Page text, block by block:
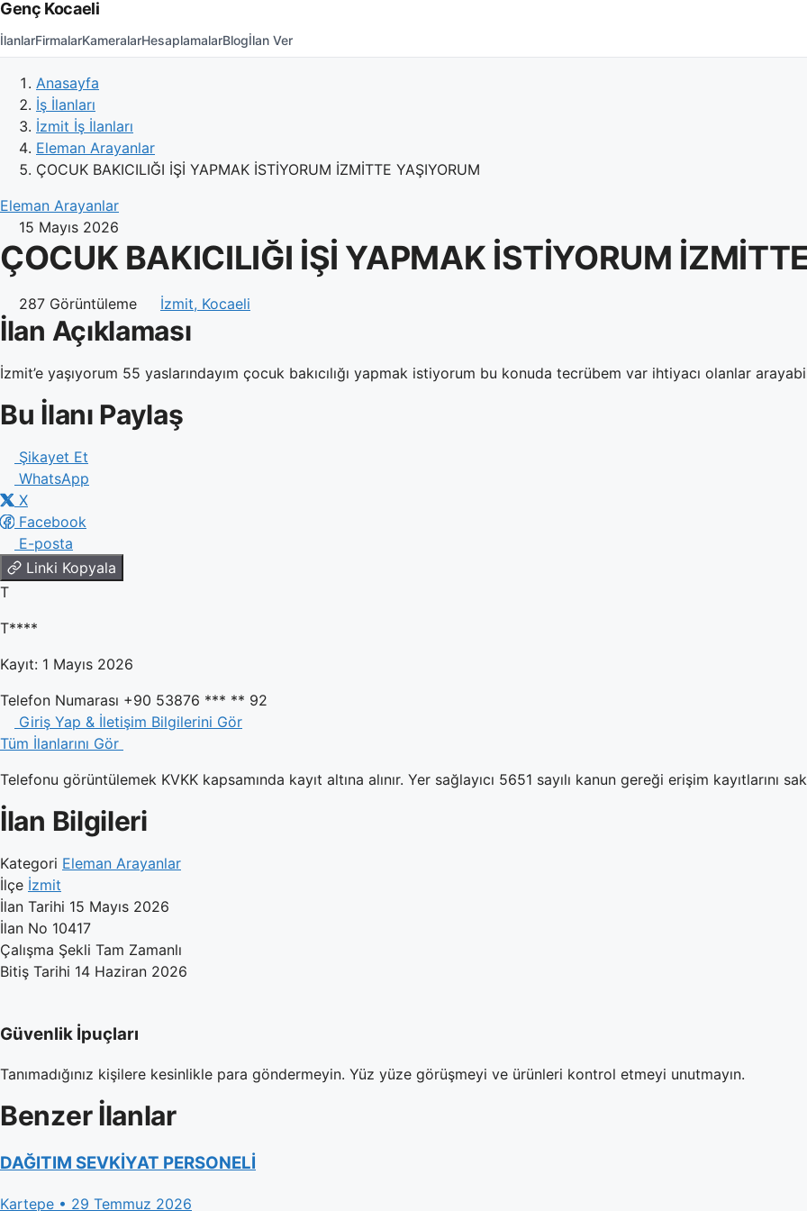
Genç Kocaeli
İlanlarFirmalarKameralarHesaplamalarBlogİlan Ver
Anasayfa
İş İlanları
İzmit İş İlanları
Eleman Arayanlar
ÇOCUK BAKICILIĞI İŞİ YAPMAK İSTİYORUM İZMİTTE YAŞIYORUM
Eleman Arayanlar
15 Mayıs 2026
ÇOCUK BAKICILIĞI İŞİ YAPMAK İSTİYORUM
287 Görüntüleme İzmit, Kocaeli
İlan Açıklaması
İzmit’e yaşıyorum 55 yaslarındayım çocuk bakıcılığı yapmak istiyorum bu konuda tecrübem var ihtiyacı olanlar
Bu İlanı Paylaş
Şikayet Et
WhatsApp
X
Facebook
E-posta
Linki Kopyala
T
T****
Kayıt: 1 Mayıs 2026
Telefon Numarası +90 53876 *** ** 92
Giriş Yap & İletişim Bilgilerini Gör
Tüm İlanlarını Gör
Telefonu görüntülemek KVKK kapsamında kayıt altına alınır. Yer sağlayıcı 5651 sayılı kanun gereği erişim kayıtlarını
İlan Bilgileri
Kategori Eleman Arayanlar
İlçe İzmit
İlan Tarihi 15 Mayıs 2026
İlan No 10417
Çalışma Şekli Tam Zamanlı
Bitiş Tarihi 14 Haziran 2026
Güvenlik İpuçları
Tanımadığınız kişilere kesinlikle para göndermeyin. Yüz yüze görüşmeyi ve ürünleri kontrol etmeyi unutmayın.
Benzer İlanlar
DAĞITIM SEVKİYAT PERSONELİ
Kartepe • 29 Temmuz 2026